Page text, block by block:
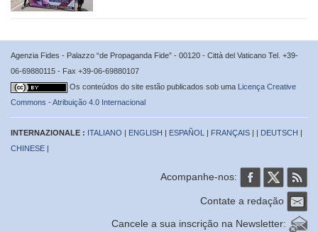
Agenzia Fides - Palazzo “de Propaganda Fide” - 00120 - Città del Vaticano Tel. +39-
06-69880115 - Fax +39-06-69880107
Os conteúdos do site estão publicados sob uma Licença Creative
Commons - Atribuição 4.0 Internacional
INTERNAZIONALE : ITALIANO | ENGLISH | ESPAÑOL | FRANÇAIS | | DEUTSCH |
CHINESE |
Acompanhe-nos:
Contate a redação
Cancele a sua inscrição na Newsletter: